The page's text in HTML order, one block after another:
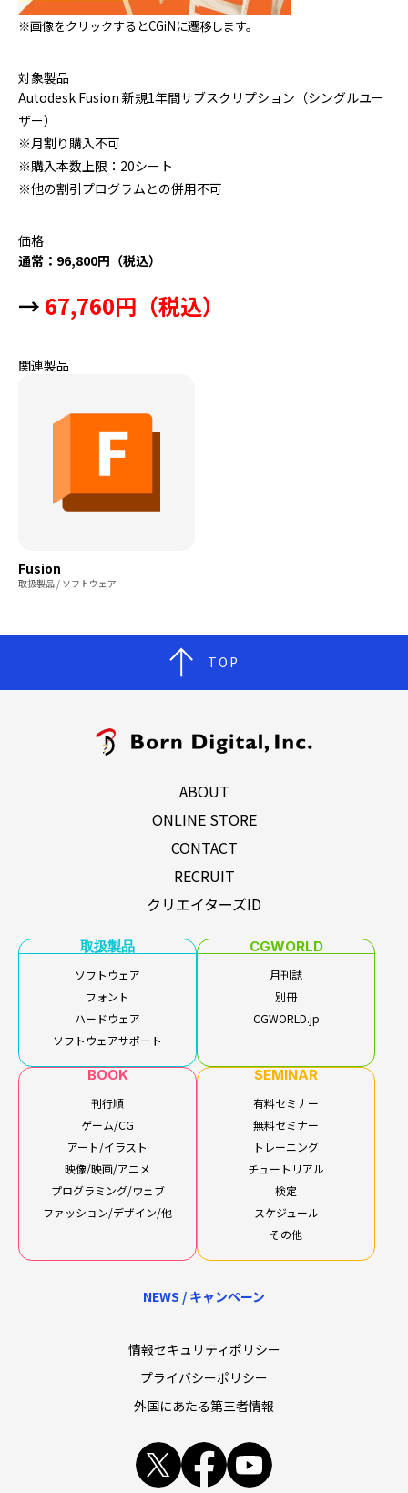
※画像をクリックするとCGiNに遷移します。
対象製品
Autodesk Fusion 新規1年間サブスクリプション（シングルユー
ザー）
※月割り購入不可
※購入本数上限：20シート
※他の割引プログラムとの併用不可
価格
通常：96,800円（税込）
→ 67,760円（税込）
関連製品
Fusion
取扱製品 / ソフトウェア
TOP
ABOUT
ONLINE STORE
CONTACT
RECRUIT
クリエイターズID
取扱製品
ソフトウェア
フォント
ハードウェア
ソフトウェアサポート
CGWORLD
月刊誌
別冊
CGWORLD.jp
BOOK
刊行順
ゲーム/CG
アート/イラスト
映像/映画/アニメ
プログラミング/ウェブ
ファッション/デザイン/他
SEMINAR
有料セミナー
無料セミナー
トレーニング
チュートリアル
検定
スケジュール
その他
NEWS / キャンペーン
情報セキュリティポリシー
プライバシーポリシー
外国にあたる第三者情報
x facebook